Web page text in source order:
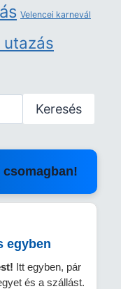
Velencei karnevál
utazás
Keresés
csomagban!
egyben
Itt egyben, pár
és a szállást.